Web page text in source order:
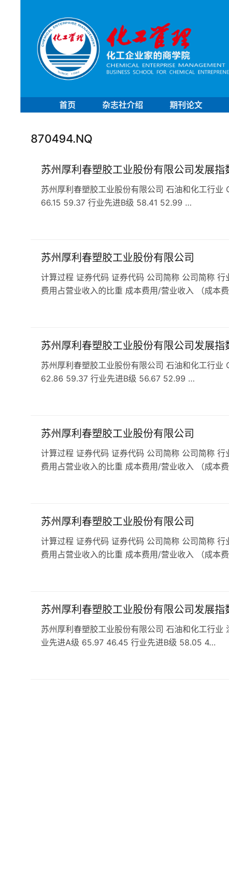
首页 杂志社介绍 期刊论文
870494.NQ
苏州厚利春塑胶工业股份有限公司发展指
苏州厚利春塑胶工业股份有限公司 石油和化工行
66.15 59.37 行业先进B级 58.41 52.99 …
苏州厚利春塑胶工业股份有限公司
计算过程 证券代码 证券代码 公司简称 公司简称
费用占营业收入的比重 成本费用/营业收入 （成本
苏州厚利春塑胶工业股份有限公司发展指
苏州厚利春塑胶工业股份有限公司 石油和化工行
62.86 59.37 行业先进B级 56.67 52.99 …
苏州厚利春塑胶工业股份有限公司
计算过程 证券代码 证券代码 公司简称 公司简称
费用占营业收入的比重 成本费用/营业收入 （成本
苏州厚利春塑胶工业股份有限公司
计算过程 证券代码 证券代码 公司简称 公司简称
费用占营业收入的比重 成本费用/营业收入 （成本
苏州厚利春塑胶工业股份有限公司发展指
苏州厚利春塑胶工业股份有限公司 石油和化工行
业先进A级 65.97 46.45 行业先进B级 58.05 4…